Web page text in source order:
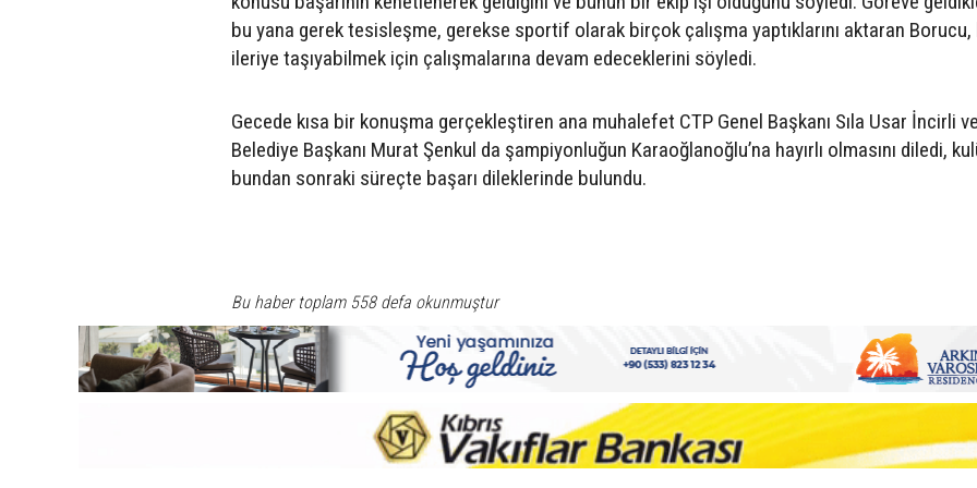
bu yana gerek tesisleşme, gerekse sportif olarak birçok çalışma yaptıklarını aktaran Borucu,
ileriye taşıyabilmek için çalışmalarına devam edeceklerini söyledi.
Gecede kısa bir konuşma gerçekleştiren ana muhalefet CTP Genel Başkanı Sıla Usar İncirli
Belediye Başkanı Murat Şenkul da şampiyonluğun Karaoğlanoğlu’na hayırlı olmasını diledi,
bundan sonraki süreçte başarı dileklerinde bulundu.
Bu haber toplam 558 defa okunmuştur